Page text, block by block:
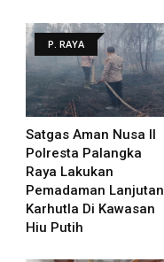
P. RAYA
Satgas Aman Nusa II
Polresta Palangka
Raya Lakukan
Pemadaman Lanjutan
Karhutla Di Kawasan
Hiu Putih